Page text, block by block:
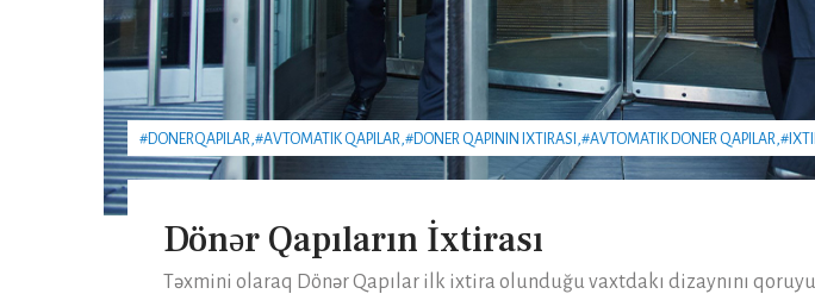
#DONERQAPILAR,#AVTOMATIK QAPILAR,#DONER QAPININ IXTIRASI,#AVTOMATIK DONER QAPILAR,
Dönər Qapıların İxtirası
Təxmini olaraq Dönər Qapılar ilk ixtira olunduğu vaxtdakı dizaynını